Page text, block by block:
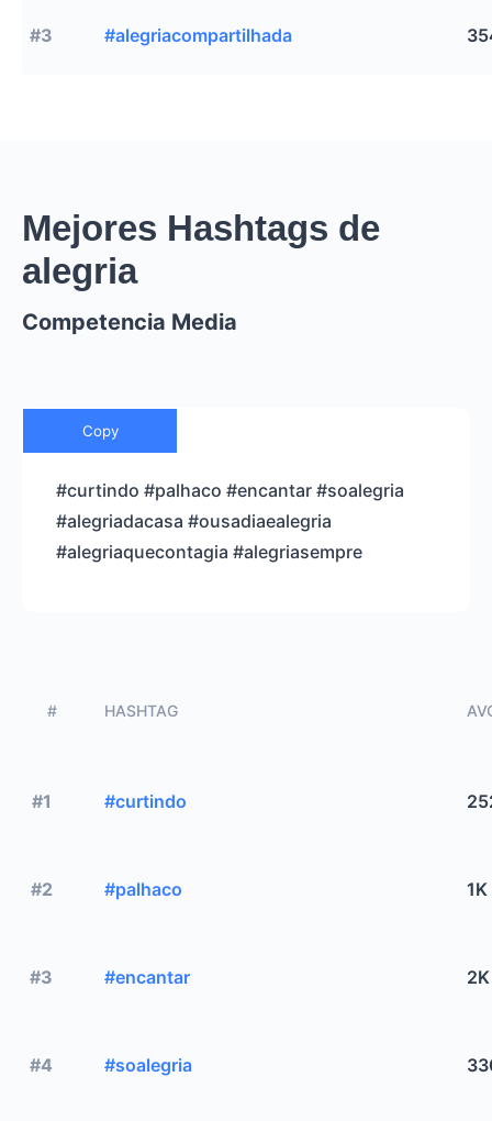
#3 #alegriacompartilhada
Mejores Hashtags de
alegria
Competencia Media
Copy
#curtindo #palhaco #encantar #soalegria
#alegriadacasa #ousadiaealegria
#alegriaquecontagia #alegriasempre
# HASHTAG
#1 #curtindo
#2 #palhaco 1K
#3 #encantar 2K
#4 #soalegria